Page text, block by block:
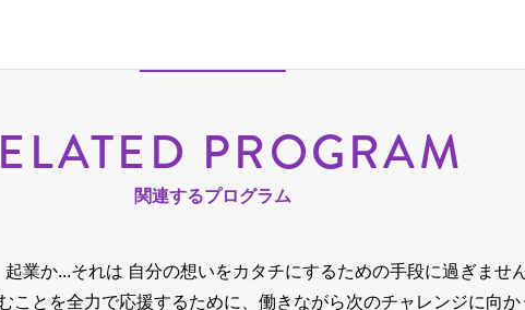
PROGRAM
関連するプログラム
業か...それは 自分の想いをカタチにするための手段に過ぎません
ことを全力で応援するために、 働きながら次のチャレンジに向